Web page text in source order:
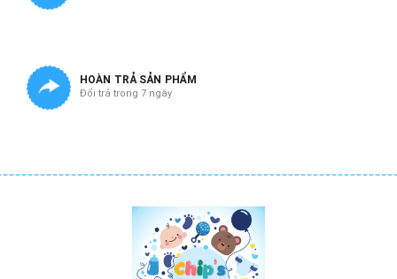
HOÀN TRẢ SẢN PHẨM
Đổi trả trong 7 ngày